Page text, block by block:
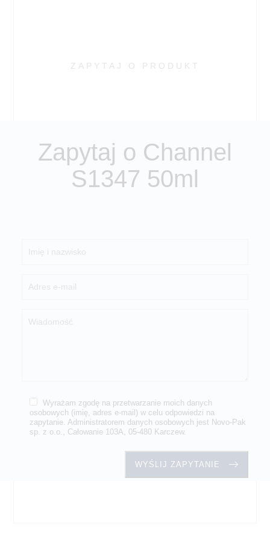
ZAPYTAJ O PRODUKT
Zapytaj o Channel
S1347 50ml
Wyrażam zgodę na przetwarzanie moich danych
osobowych (imię, adres e-mail) w celu odpowiedzi na
zapytanie. Administratorem danych osobowych jest Novo-Pak
sp. z o.o., Całowanie 103A, 05-480 Karczew.